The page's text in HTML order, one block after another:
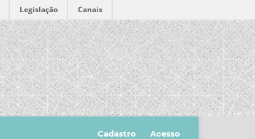
Legislação Canais
Cadastro Acesso